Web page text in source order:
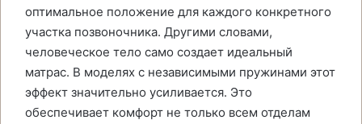
оптимальное положение для каждого конкретного
участка позвоночника. Другими словами,
человеческое тело само создает идеальный
матрас. В моделях с независимыми пружинами этот
эффект значительно усиливается. Это
обеспечивает комфорт не только всем отделам